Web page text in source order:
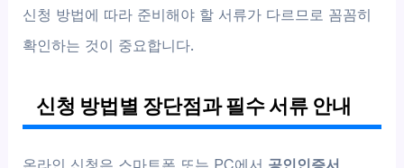
신청 방법에 따라 준비해야 할 서류가 다르므로 꼼꼼히
확인하는 것이 중요합니다.
신청 방법별 장단점과 필수 서류 안내
온라인 신청은 스마트폰 또는 PC에서 공인인증서